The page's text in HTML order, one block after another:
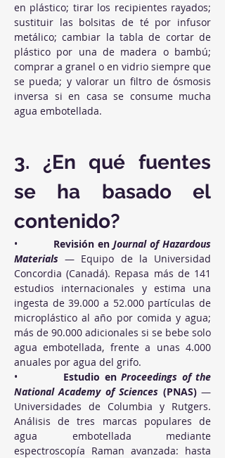
en plástico; tirar los recipientes rayados;
sustituir las bolsitas de té por infusor
metálico; cambiar la tabla de cortar de
plástico por una de madera o bambú;
comprar a granel o en vidrio siempre que
se pueda; y valorar un filtro de ósmosis
inversa si en casa se consume mucha
agua embotellada.
3. ¿En qué fuentes
se ha basado el
contenido?
• Revisión en Journal of Hazardous
Materials — Equipo de la Universidad
Concordia (Canadá). Repasa más de 141
estudios internacionales y estima una
ingesta de 39.000 a 52.000 partículas de
microplástico al año por comida y agua;
más de 90.000 adicionales si se bebe solo
agua embotellada, frente a unas 4.000
anuales por agua del grifo.
• Estudio en Proceedings of the
National Academy of Sciences (PNAS) —
Universidades de Columbia y Rutgers.
Análisis de tres marcas populares de
agua embotellada mediante
espectroscopía Raman avanzada: hasta